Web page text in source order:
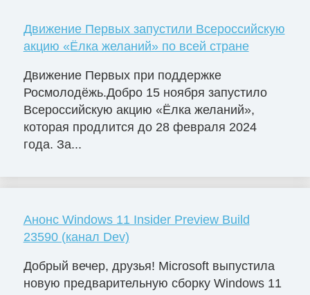
Движение Первых запустили Всероссийскую
акцию «Ёлка желаний» по всей стране
Движение Первых при поддержке
Росмолодёжь.Добро 15 ноября запустило
Всероссийскую акцию «Ёлка желаний»,
которая продлится до 28 февраля 2024
года. За...
Анонс Windows 11 Insider Preview Build
23590 (канал Dev)
Добрый вечер, друзья! Microsoft выпустила
новую предварительную сборку Windows 11